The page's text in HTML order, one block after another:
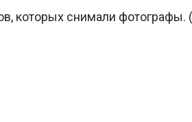
которых снимали